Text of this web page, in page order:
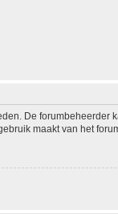
De forumbeheerder
maakt van het